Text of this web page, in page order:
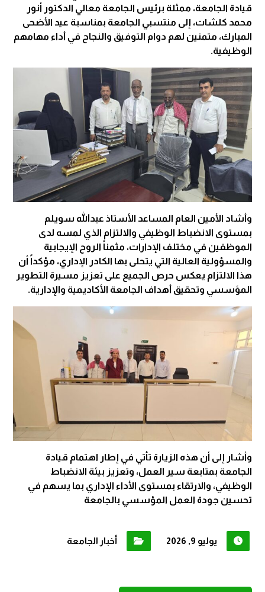
قيادة الجامعة، ممثلة برئيس الجامعة معالي الدكتور أنور
محمد كلشات، إلى منتسبي الجامعة بمناسبة عيد الأضحى
المبارك، متمنين لهم دوام التوفيق والنجاح في أداء مهامهم
الوظيفية.
وأشاد الأمين العام المساعد الأستاذ عبدالله سويلم
بمستوى الانضباط الوظيفي والالتزام الذي لمسه لدى
الموظفين في مختلف الإدارات، مثمناً الروح الإيجابية
والمسؤولية العالية التي يتحلى بها الكادر الإداري، مؤكداً أن
هذا الالتزام يعكس حرص الجميع على تعزيز مسيرة التطوير
المؤسسي وتحقيق أهداف الجامعة الأكاديمية والإدارية.
وأشار إلى أن هذه الزيارة تأتي في إطار اهتمام قيادة
الجامعة بمتابعة سير العمل، وتعزيز بيئة الانضباط
الوظيفي، والارتقاء بمستوى الأداء الإداري بما يسهم في
تحسين جودة العمل المؤسسي بالجامعة
يوليو 9, 2026 أخبار الجامعة